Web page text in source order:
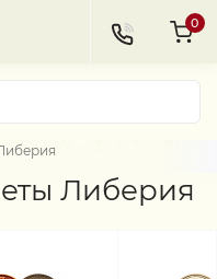
0
Либерия